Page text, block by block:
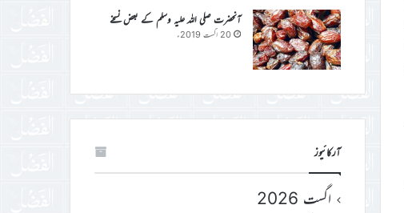
آنحضرت صلی اللہ علیہ وسلم کے بعض نسخے
20 اگست 2019ء
آرکائیوز
اگست 2026